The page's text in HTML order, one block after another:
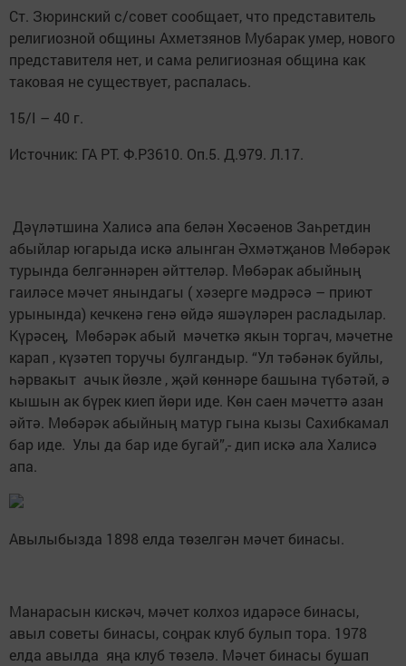
Ст. Зюринский с/совет сообщает, что представитель
религиозной общины Ахметзянов Мубарак умер, нового
представителя нет, и сама религиозная община как
таковая не существует, распалась.
15/I – 40 г.
Источник: ГА РТ. Ф.Р3610. Оп.5. Д.979. Л.17.
Дәүләтшина Халисә апа белән Хөсәенов Заһретдин
абыйлар югарыда искә алынган Әхмәтҗанов Мөбәрәк
турында белгәннәрен әйттеләр. Мөбәрак абыйның
гаиләсе мәчет янындагы ( хәзерге мәдрәсә – приют
урынында) кечкенә генә өйдә яшәүләрен расладылар.
Күрәсең, Мөбәрәк абый мәчеткә якын торгач, мәчетне
карап , күзәтеп торучы булгандыр. “Ул тәбәнәк буйлы,
һәрвакыт ачык йөзле , җәй көннәре башына түбәтәй, ә
кышын ак бүрек киеп йөри иде. Көн саен мәчеттә азан
әйтә. Мөбәрәк абыйның матур гына кызы Сахибкамал
бар иде. Улы да бар иде бугай”,- дип искә ала Халисә
апа.
Авылыбызда 1898 елда төзелгән мәчет бинасы.
Манарасын кискәч, мәчет колхоз идарәсе бинасы,
авыл советы бинасы, соңрак клуб булып тора. 1978
елда авылда яңа клуб төзелә. Мәчет бинасы бушап